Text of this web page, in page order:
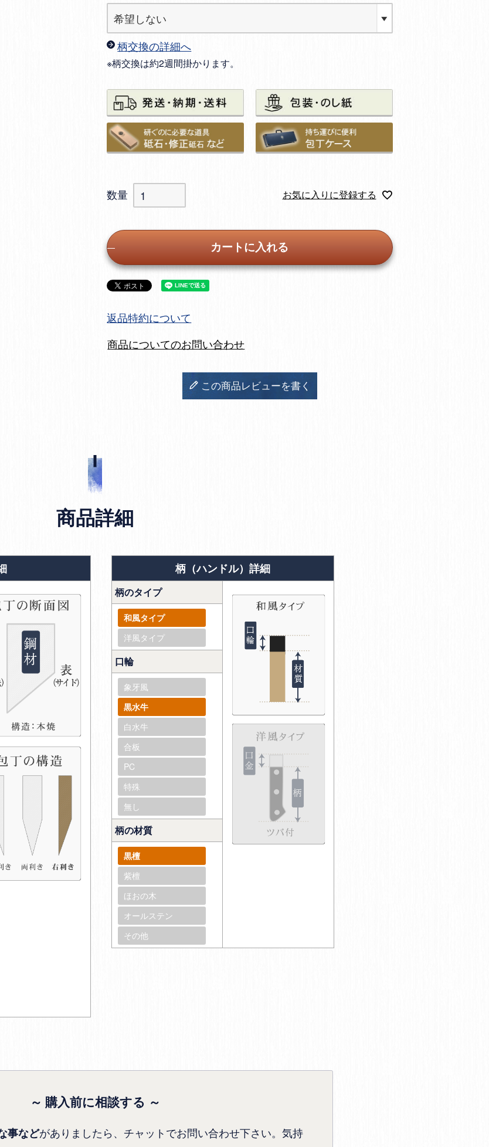
柄交換の詳細へ
※柄交換は約2週間掛かります。
お気に入りに登録する
カートに入れる
返品特約について
商品についてのお問い合わせ
この商品レビューを書く
商品詳細
柄（ハンドル）詳細
柄のタイプ
和風タイプ
洋風タイプ
口輪
象牙風
黒水牛
白水牛
合板
PC
特殊
無し
柄の材質
黒檀
紫檀
ほおの木
オールステン
その他
～ 購入前に相談する ～
事などがありましたら、チャットでお問い合わせ下さい。気持